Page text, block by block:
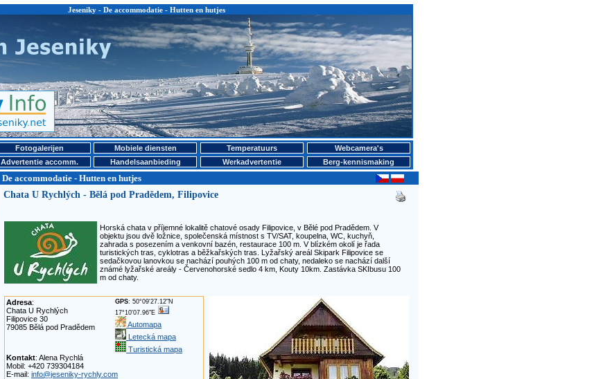
Jeseniky - De accommodatie - Hutten en hutjes
Fotogalerijen Mobiele diensten Temperatuurs
Webcamera's
Advertentie accomm. Handelsaanbieding Werkadvertentie
Berg-kennismaking
De accommodatie - Hutten en hutjes
Chata U Rychlých - Bělá pod Pradědem, Filipovice
Horská chata v příjemné lokalitě chatové osady Filipovice, v Bělé pod Pradědem. V
objektu jsou dvě ložnice, společenská místnost s TV/SAT, koupelna, WC, kuchyň,
zahrada s posezením a venkovní bazén, restaurace 100 m. V blízkém okolí je řada
turistických tras, cyklotras a běžkařských tras. Lyžařský areál Skipark Filipovice se
sedačkovou lanovkou se nachází pouhých 100 m od chaty, nedaleko se nachází další
známé lyžařské areály - Červenohorské sedlo 4 km, Kouty 10km. Zastávka SKIbusu 100
m od chaty.
Adresa:
Chata U Rychlých
Filipovice 30
79085 Bělá pod Pradědem
GPS: 50°09'27.12"N
17°10'07.96"E
Automapa
Letecká mapa
Turistická mapa
Kontakt: Alena Rychlá
Mobil: +420 739304184
E-mail: info@jeseniky-rychly.com